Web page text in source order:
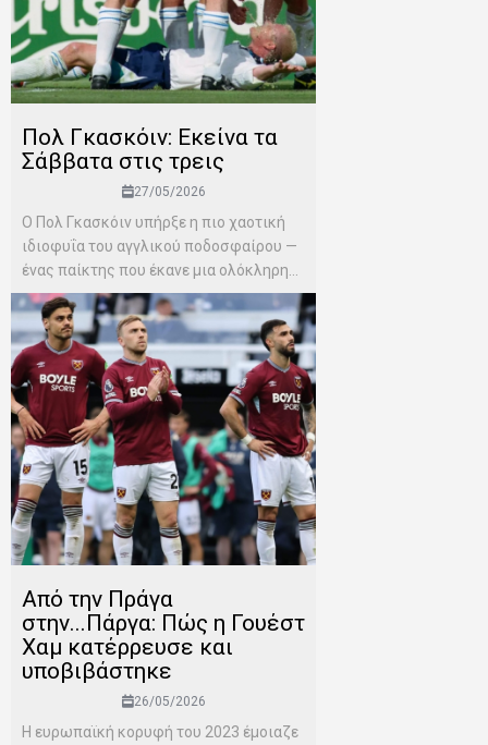
Πολ Γκασκόιν: Εκείνα τα
Σάββατα στις τρεις
27/05/2026
Ο Πολ Γκασκόιν υπήρξε η πιο χαοτική
ιδιοφυΐα του αγγλικού ποδοσφαίρου —
ένας παίκτης που έκανε μια ολόκληρη...
Από την Πράγα
στην...Πάργα: Πώς η Γουέστ
Χαμ κατέρρευσε και
υποβιβάστηκε
26/05/2026
Η ευρωπαϊκή κορυφή του 2023 έμοιαζε